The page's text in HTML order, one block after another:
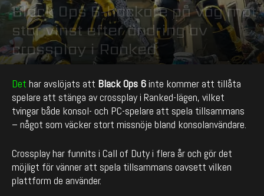
Black Ops 6-hackare på väg mot
stor vinst efter ändring av
crossplay i Ranked
By enCyde November 18, 2024 0
Det har avslöjats att Black Ops 6inte kommer att tillåta
spelare att stänga av crossplay i Ranked-lägen, vilket
tvingar både konsol- och PC-spelare att spela tillsammans
– något som väcker stort missnöje bland konsolanvändare.
Crossplay har funnits i Call of Duty i flera år och gör det
möjligt för vänner att spela tillsammans oavsett vilken
plattform de använder.